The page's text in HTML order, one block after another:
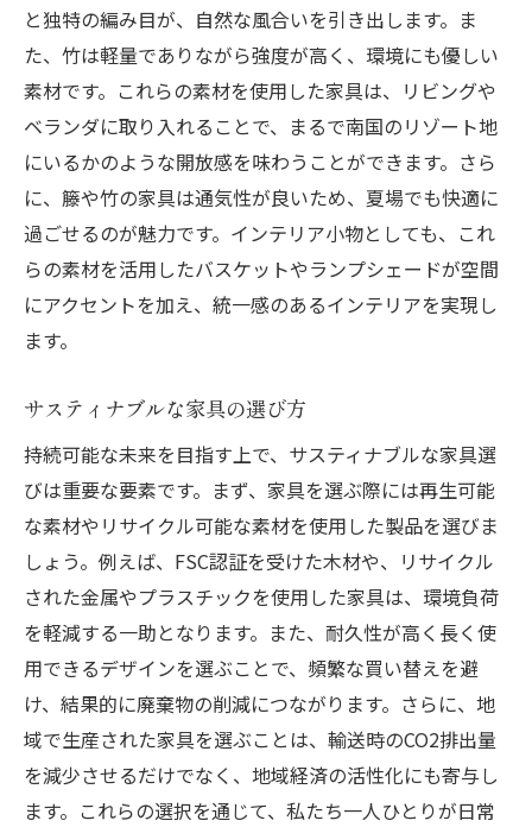
と独特の編み目が、自然な風合いを引き出します。ま
た、竹は軽量でありながら強度が高く、環境にも優しい
素材です。これらの素材を使用した家具は、リビングや
ベランダに取り入れることで、まるで南国のリゾート地
にいるかのような開放感を味わうことができます。さら
に、籐や竹の家具は通気性が良いため、夏場でも快適に
過ごせるのが魅力です。インテリア小物としても、これ
らの素材を活用したバスケットやランプシェードが空間
にアクセントを加え、統一感のあるインテリアを実現し
ます。
サスティナブルな家具の選び方
持続可能な未来を目指す上で、サスティナブルな家具選
びは重要な要素です。まず、家具を選ぶ際には再生可能
な素材やリサイクル可能な素材を使用した製品を選びま
しょう。例えば、FSC認証を受けた木材や、リサイクル
された金属やプラスチックを使用した家具は、環境負荷
を軽減する一助となります。また、耐久性が高く長く使
用できるデザインを選ぶことで、頻繁な買い替えを避
け、結果的に廃棄物の削減につながります。さらに、地
域で生産された家具を選ぶことは、輸送時のCO2排出量
を減少させるだけでなく、地域経済の活性化にも寄与し
ます。これらの選択を通じて、私たち一人ひとりが日常